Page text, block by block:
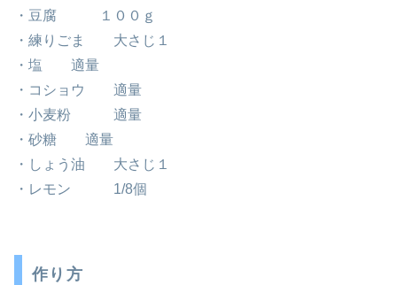
・豆腐 １００ｇ
・練りごま 大さじ１
・塩 適量
・コショウ 適量
・小麦粉 適量
・砂糖 適量
・しょう油 大さじ１
・レモン 1/8個
作り方